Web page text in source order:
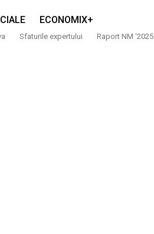
ECONOMIX+
Sfaturile expertului Raport NM ‘2025